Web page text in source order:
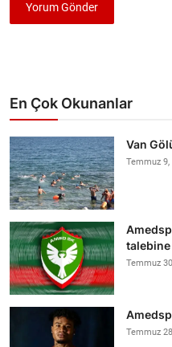
Yorum Gönder
En Çok Okunanlar
Van
Temmuz 9,
talebine
Temmuz
Temmuz